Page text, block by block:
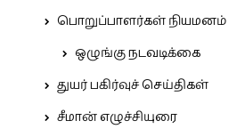
பொறுப்பாளர்கள் நியமனம்
ஒழுங்கு நடவடிக்கை
துயர் பகிர்வுச் செய்திகள்
சீமான் எழுச்சியுரை